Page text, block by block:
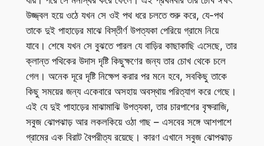
উজ্জ্বল হয়ে ওঠে যখন সে ওই পথ ধরে চলতে শুরু করে, যে-পথ
তাকে দুই পাহাড়ের মাঝে বিস্তীর্ণ উপত্যকা পেরিয়ে গ্রামে নিয়ে
যাবে। শেষে যখন সে বুঝতে পারল যে বাড়ির কাছাকাছি এসেছে, তার
ক্লান্ত পথিকের উদাস দৃষ্টি কিছুক্ষণের জন্য তার চোখ থেকে চলে
গেল। অনেক দূরে দৃষ্টি নিক্ষেপ করার পর মনে হবে, সবকিছু তাকে
কিছু সময়ের জন্য একেবারে অসহায় অবস্থায় পরিত্যাগ করে গেছে।
এই যে দুই পাহাড়ের মাঝামাঝি উপত্যকা, তার চারপাশের বৃক্ষরাজি,
সবুজ ঝোপঝাড় আর লকলকিয়ে ওঠা গাছ – এসবের সঙ্গে আশপাশে
গ্রামের এক বিরাট বৈপরীত্য রয়েছে। কারণ এখানে সবুজ ঝোপঝাড়